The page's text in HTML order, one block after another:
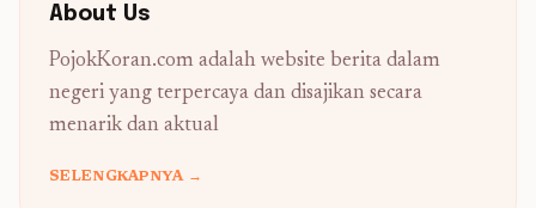
About Us
PojokKoran.com adalah website berita dalam
negeri yang terpercaya dan disajikan secara
menarik dan aktual
SELENGKAPNYA →